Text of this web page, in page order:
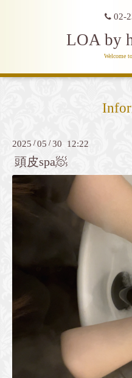
02-
LOA by
Welcome
2025 /05 /30 12:22
頭皮spa🧖